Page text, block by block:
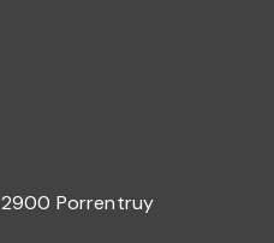
2900 Porrentruy